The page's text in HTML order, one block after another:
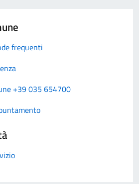
frequenti
+39 035 654700